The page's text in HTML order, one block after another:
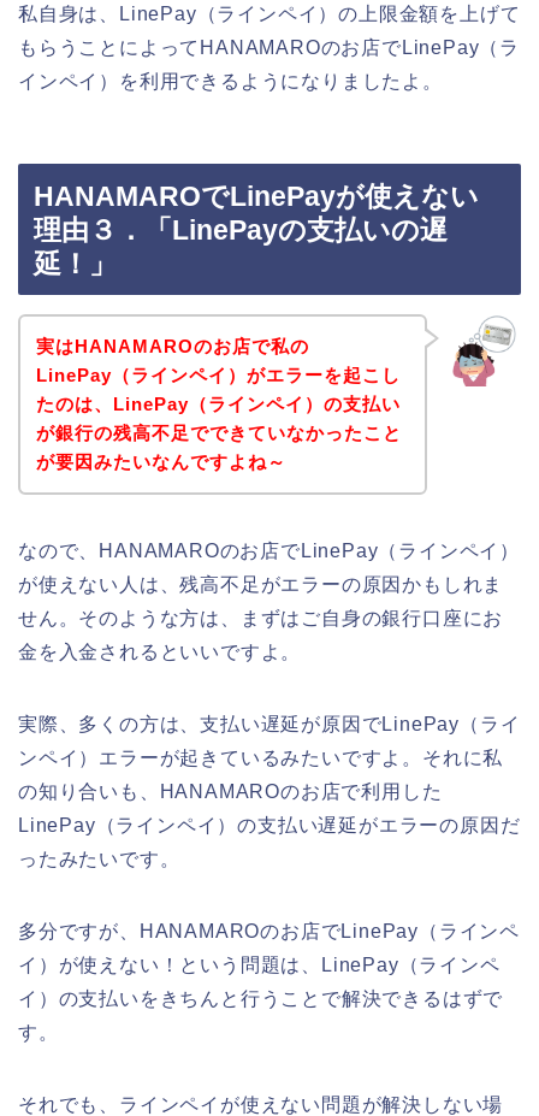
私自身は、LinePay（ラインペイ）の上限金額を上げて
もらうことによってHANAMAROのお店でLinePay（ラ
インペイ）を利用できるようになりましたよ。
HANAMAROでLinePayが使えない
理由３．「LinePayの支払いの遅
延！」
実はHANAMAROのお店で私の
LinePay（ラインペイ）がエラーを起こし
たのは、LinePay（ラインペイ）の支払い
が銀行の残高不足でできていなかったこと
が要因みたいなんですよね～
なので、HANAMAROのお店でLinePay（ラインペイ）
が使えない人は、残高不足がエラーの原因かもしれま
せん。そのような方は、まずはご自身の銀行口座にお
金を入金されるといいですよ。
実際、多くの方は、支払い遅延が原因でLinePay（ライ
ンペイ）エラーが起きているみたいですよ。それに私
の知り合いも、HANAMAROのお店で利用した
LinePay（ラインペイ）の支払い遅延がエラーの原因だ
ったみたいです。
多分ですが、HANAMAROのお店でLinePay（ラインペ
イ）が使えない！という問題は、LinePay（ラインペ
イ）の支払いをきちんと行うことで解決できるはずで
す。
それでも、ラインペイが使えない問題が解決しない場